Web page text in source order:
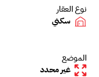
نوع العقار
سكني
الموضع
غير محدد